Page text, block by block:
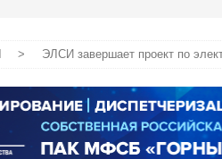
> ЭЛСИ завершает проект по